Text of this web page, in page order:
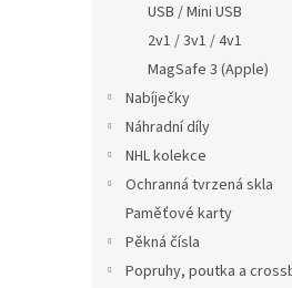
USB / Mini USB
2v1 / 3v1 / 4v1
MagSafe 3 (Apple)
Nabíječky
Náhradní díly
NHL kolekce
Ochranná tvrzená skla
Paměťové karty
Pěkná čísla
Popruhy, poutka a